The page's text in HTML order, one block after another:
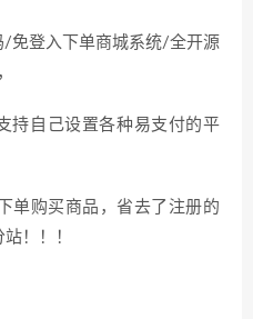
/免登入下单商城系统/全开源
持自己设置各种易支付的平
单购买商品，省去了注册的
！！！